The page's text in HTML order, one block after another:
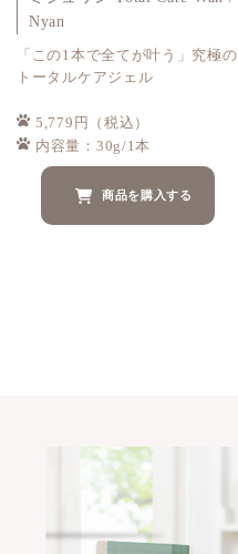
Nyan
「この1本で全てが叶う」究極の
トータルケアジェル
5,779円（税込）
内容量：30g/1本
商品を購入する